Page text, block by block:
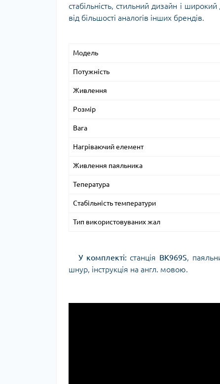
стабільність, стильний дизайн і
від більшості аналогів інших брендів.
Модель
Потужність
Живлення
Розмір
Вага
Нагріваючий елемент
Живлення паяльника
Тепература
Стабільність температури
Тип використовуваних жал
У комплекті: станція BK969S,
шнур, інструкція на англ. мовою.